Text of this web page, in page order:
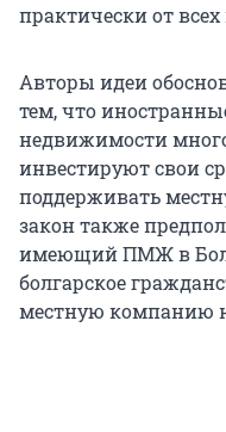
практически от
Авторы идеи
тем, что
недвижимости
инвестируют свои
поддерживать
закон также
имеющий ПМЖ в
болгарское
местную компанию